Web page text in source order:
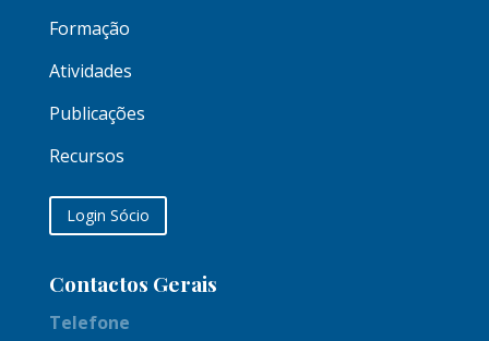
Formação
Atividades
Publicações
Recursos
Login Sócio
Contactos Gerais
Telefone